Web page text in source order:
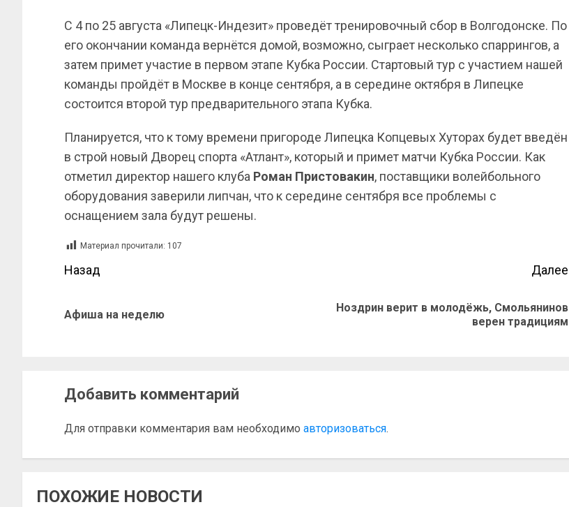
С 4 по 25 августа «Липецк-Индезит» проведёт тренировочный сбор в Волгодонске. По
его окончании команда вернётся домой, возможно, сыграет несколько спаррингов, а
затем примет участие в первом этапе Кубка России. Стартовый тур с участием нашей
команды пройдёт в Москве в конце сентября, а в середине октября в Липецке
состоится второй тур предварительного этапа Кубка.
Планируется, что к тому времени пригороде Липецка Копцевых Хуторах будет введён
в строй новый Дворец спорта «Атлант», который и примет матчи Кубка России. Как
отметил директор нашего клуба Роман Пристовакин, поставщики волейбольного
оборудования заверили липчан, что к середине сентября все проблемы с
оснащением зала будут решены.
Материал прочитали: 107
Назад
Афиша на неделю
Далее
Ноздрин верит в молодёжь, Смольянинов
верен традициям
Добавить комментарий
Для отправки комментария вам необходимо авторизоваться.
ПОХОЖИЕ НОВОСТИ